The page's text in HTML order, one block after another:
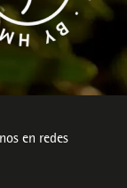
en redes